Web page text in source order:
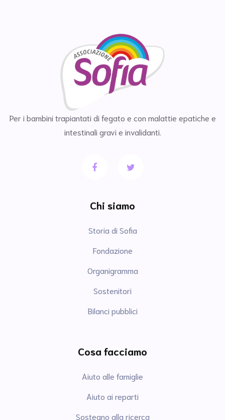
Per i bambini trapiantati di fegato e con malattie epatiche e
intestinali gravi e invalidanti.
Chi siamo
Storia di Sofia
Fondazione
Organigramma
Sostenitori
Bilanci pubblici
Cosa facciamo
Aiuto alle famiglie
Aiuto ai reparti
Sostegno alla ricerca